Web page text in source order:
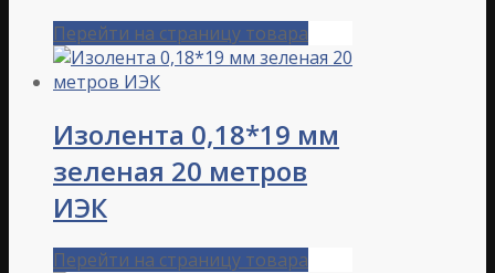
Перейти на страницу товара
Изолента 0,18*19 мм
зеленая 20 метров
ИЭК
Перейти на страницу товара